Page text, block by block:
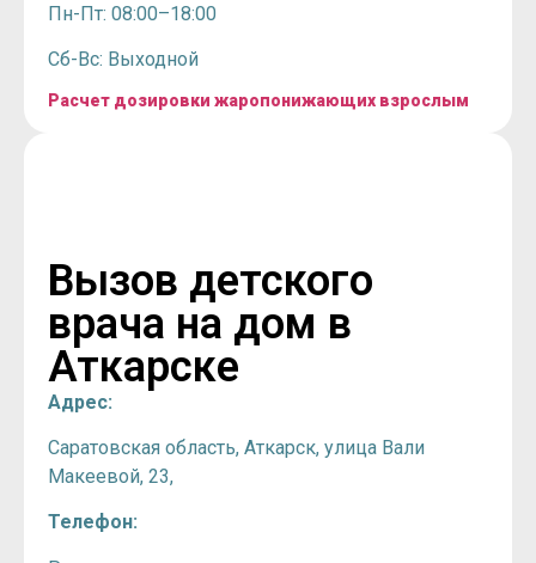
Пн-Пт: 08:00–18:00
Сб-Вс: Выходной
Расчет дозировки жаропонижающих взрослым
Вызов детского
врача на дом в
Аткарске
Адрес:
Саратовская область, Аткарск, улица Вали
Макеевой, 23,
Телефон: